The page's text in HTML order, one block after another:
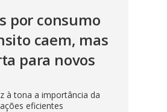
por consumo
caem, mas
para novos
à tona a importância da
eficientes